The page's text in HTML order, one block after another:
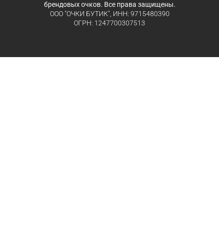
брендовых очков. Все права защищены.
ООО "ОЧКИ БУТИК", ИНН: 9715480390
ОГРН: 1247700307513